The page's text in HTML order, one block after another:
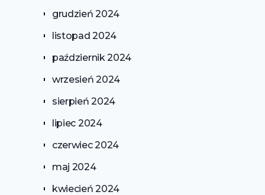
grudzień 2024
listopad 2024
październik 2024
wrzesień 2024
sierpień 2024
lipiec 2024
czerwiec 2024
maj 2024
kwiecień 2024